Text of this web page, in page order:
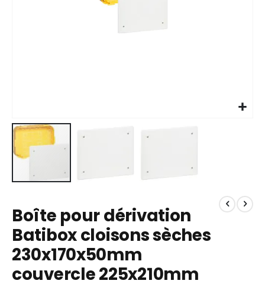
the
beginning
of
the
images
gallery
Boîte pour dérivation
Batibox cloisons sèches
230x170x50mm
couvercle 225x210mm